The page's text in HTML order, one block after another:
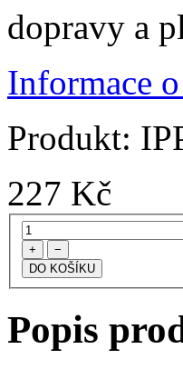
dopravy a
Informace
Produkt:
227 Kč
+ −
Popis